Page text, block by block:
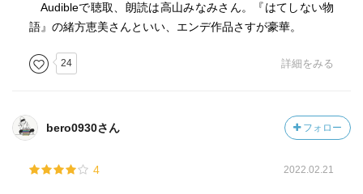
Audibleで聴取、朗読は高山みなみさん。『はてしない物
語』の緒方恵美さんといい、エンデ作品さすが豪華。
24 詳細をみる
bero0930さん フォロー
4 2022.02.21